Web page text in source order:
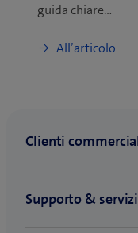
guida chiare…
All’articolo